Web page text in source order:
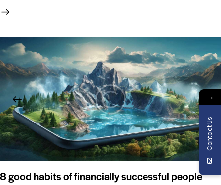
8 good habits of financially successful people
→
Contact Us